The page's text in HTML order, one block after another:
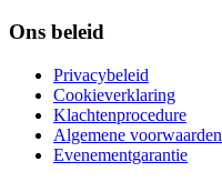
Ons beleid
Privacybeleid
Cookieverklaring
Klachtenprocedure
Algemene voorwaarden
Evenementgarantie